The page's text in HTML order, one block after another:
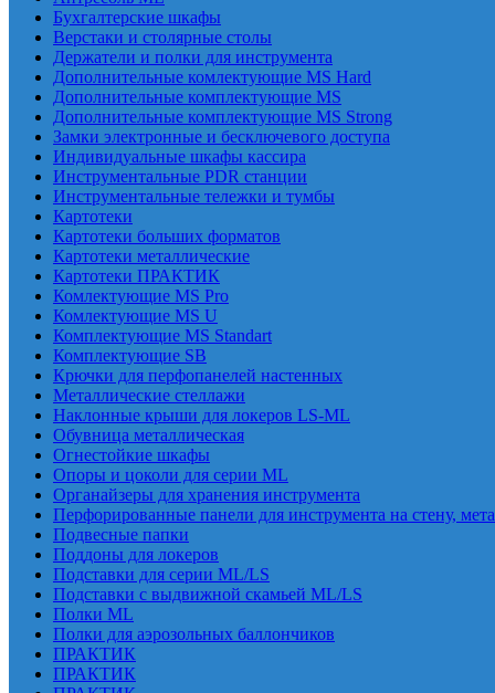
Бухгалтерские шкафы
Верстаки и столярные столы
Держатели и полки для инструмента
Дополнительные комлектующие MS Hard
Дополнительные комплектующие MS
Дополнительные комплектующие MS Strong
Замки электронные и бесключевого доступа
Индивидуальные шкафы кассира
Инструментальные PDR станции
Инструментальные тележки и тумбы
Картотеки
Картотеки больших форматов
Картотеки металлические
Картотеки ПРАКТИК
Комлектующие MS Pro
Комлектующие MS U
Комплектующие MS Standart
Комплектующие SB
Крючки для перфопанелей настенных
Металлические стеллажи
Наклонные крыши для локеров LS-ML
Обувница металлическая
Огнестойкие шкафы
Опоры и цоколи для серии ML
Органайзеры для хранения инструмента
Перфорированные панели для инструмента на стену,
Подвесные папки
Поддоны для локеров
Подставки для серии ML/LS
Подставки с выдвижной скамьей ML/LS
Полки ML
Полки для аэрозольных баллончиков
ПРАКТИК
ПРАКТИК